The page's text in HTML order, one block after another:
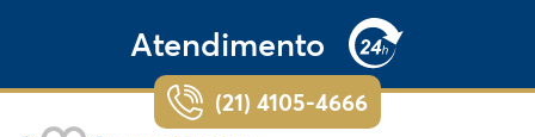
Atendimento
(21) 4105-4666